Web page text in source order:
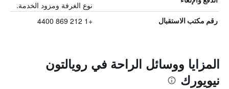
نوع الغرفة ومزود الخدمة.
رقم مكتب الاستقبال +1 212 869 4400
المزايا ووسائل الراحة في رويالتون
نيويورك